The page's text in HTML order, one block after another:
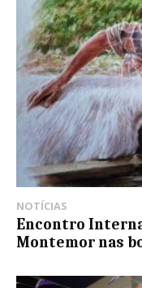
NOTÍCIAS
Encontro
Montemor nas